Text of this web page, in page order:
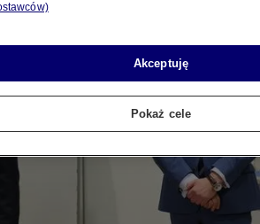
Akceptuję
Pokaż cele